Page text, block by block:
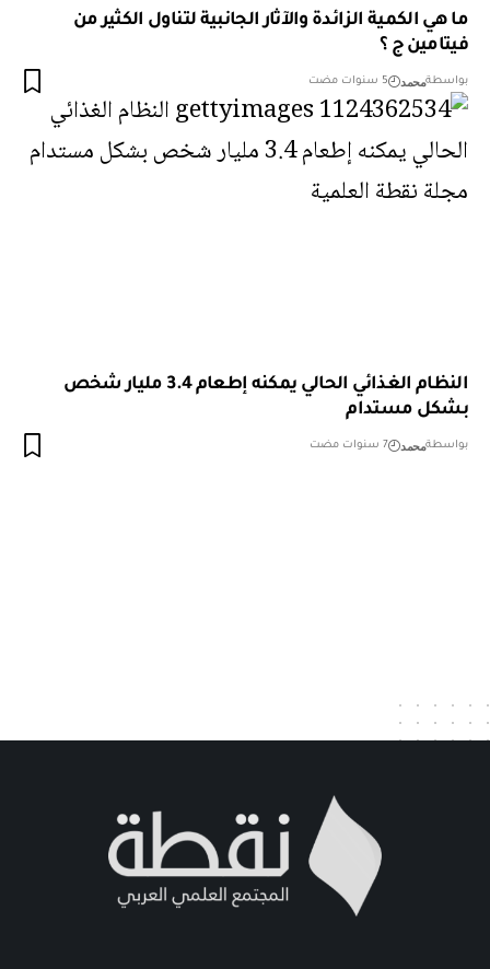
ما هي الكمية الزائدة والآثار الجانبية لتناول الكثير من
فيتامين ج ؟
بواسطةمحمد 5 سنوات مضت
النظام الغذائي الحالي يمكنه إطعام 3.4 مليار شخص
بشكل مستدام
بواسطةمحمد 7 سنوات مضت